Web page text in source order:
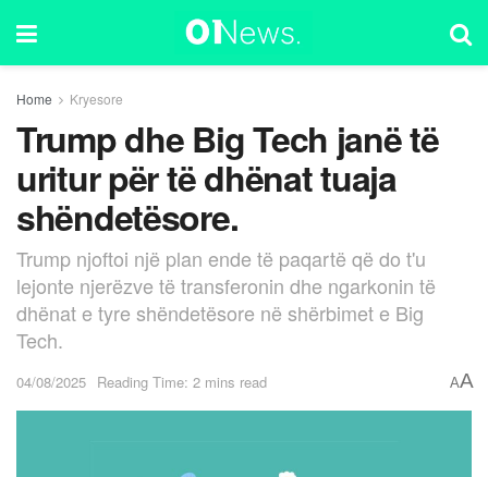
Home Kryesore
Trump dhe Big Tech janë të
uritur për të dhënat tuaja
shëndetësore.
Trump njoftoi një plan ende të paqartë që do t'u
lejonte njerëzve të transferonin dhe ngarkonin të
dhënat e tyre shëndetësore në shërbimet e Big
Tech.
04/08/2025 Reading Time: 2 mins read AA